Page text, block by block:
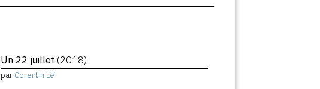
Un 22 juillet (2018)
par Corentin Lê